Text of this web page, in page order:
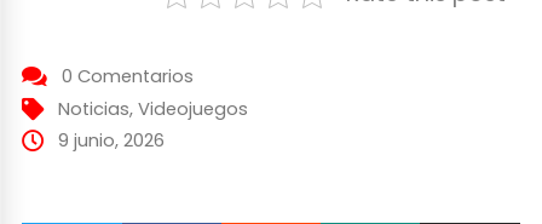
0 Comentarios
Noticias, Videojuegos
9 junio, 2026